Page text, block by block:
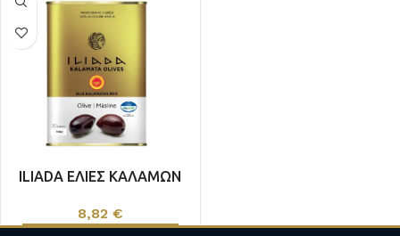
ILIADA ΕΛΙΕΣ ΚΑΛΑΜΩΝ
8,82 €